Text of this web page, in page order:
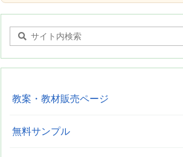
教案・教材販売ページ
無料サンプル